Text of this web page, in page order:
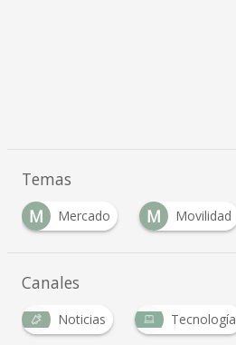
Temas
M
Mercado M Movilidad
Canales
Noticias Tecnología